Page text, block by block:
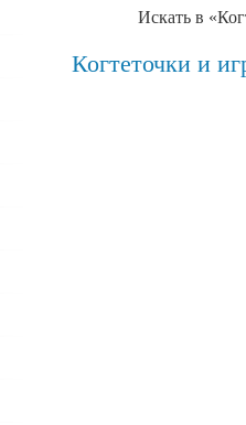
Искать в
Когтеточки и